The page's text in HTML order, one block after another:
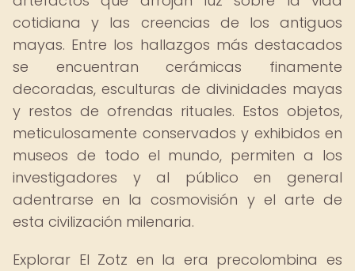
cotidiana y las creencias de los antiguos
mayas. Entre los hallazgos más destacados
se encuentran cerámicas finamente
decoradas, esculturas de divinidades mayas
y restos de ofrendas rituales. Estos objetos,
meticulosamente conservados y exhibidos en
museos de todo el mundo, permiten a los
investigadores y al público en general
adentrarse en la cosmovisión y el arte de
esta civilización milenaria.
Explorar El Zotz en la era precolombina es